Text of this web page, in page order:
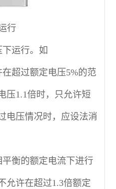
行
运行。如
超过额定电压5%的范
压1.1倍时，只允许短
电压情况时，应设法消
衡的额定电流下进行
允许在超过1.3倍额定